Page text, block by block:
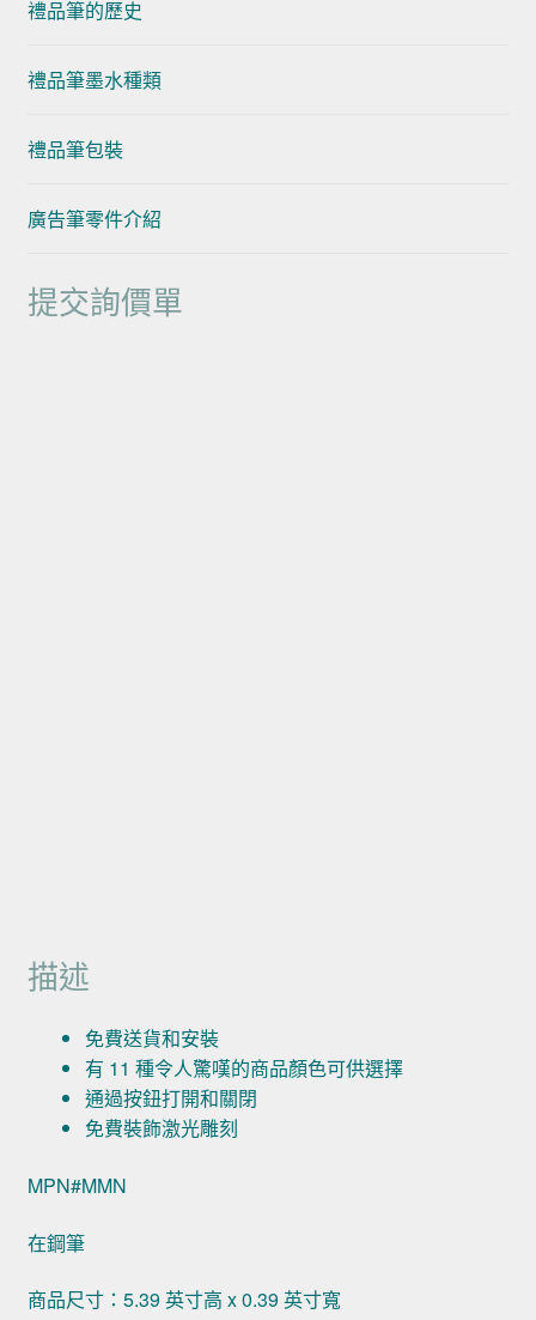
禮品筆的歷史
禮品筆墨水種類
禮品筆包裝
廣告筆零件介紹
提交詢價單
描述
免費送貨和安裝
有 11 種令人驚嘆的商品顏色可供選擇
通過按鈕打開和關閉
免費裝飾激光雕刻
MPN#MMN
在鋼筆
商品尺寸：5.39 英寸高 x 0.39 英寸寬